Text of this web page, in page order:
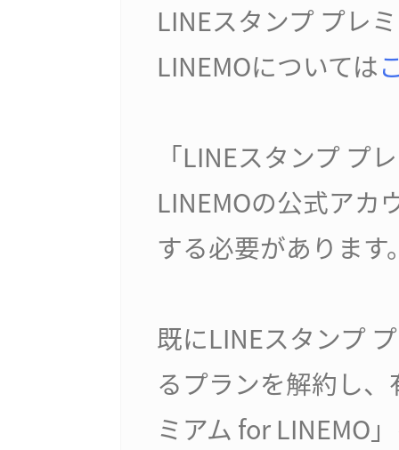
LINEスタンプ プレ
LINEMOについては
「LINEスタンプ プ
LINEMOの公式アカ
する必要があります
既にLINEスタンプ
るプランを解約し
ミアム for LINEMO